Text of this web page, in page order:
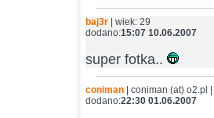
baj3r | wiek: 29
dodano:15:07 10.06.2007
super fotka..
coniman | coniman (at) o2.pl
dodano:22:30 01.06.2007